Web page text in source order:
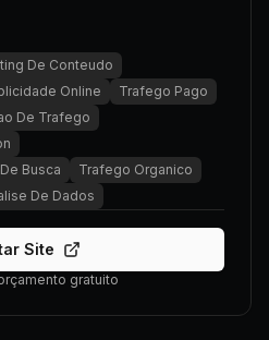
De Conteudo
Online
Trafego Pago
De Trafego
Busca
Trafego Organico
De Dados
Site
gratuito